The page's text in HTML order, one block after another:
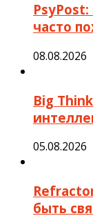
часто
08.08.2026
Big
05.08.2026
быть